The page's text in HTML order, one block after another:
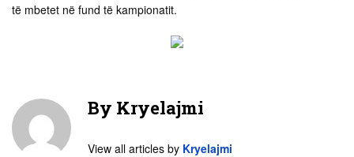
të mbetet në fund të kampionatit.
By Kryelajmi
View all articles by Kryelajmi